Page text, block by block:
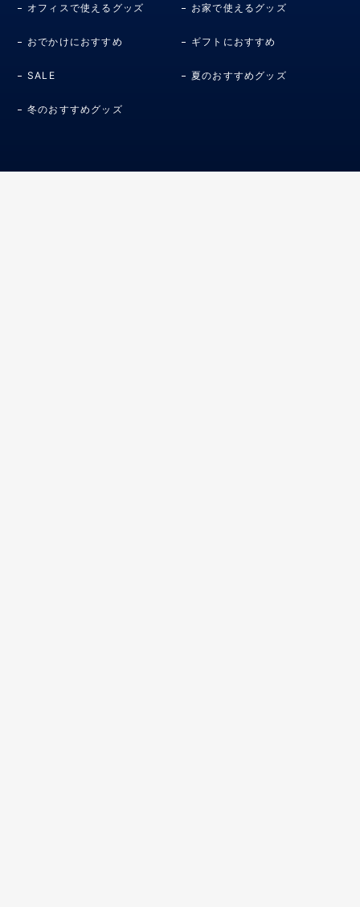
オフィスで使えるグッズ お家で使えるグッズ
おでかけにおすすめ ギフトにおすすめ
SALE 夏のおすすめグッズ
冬のおすすめグッズ